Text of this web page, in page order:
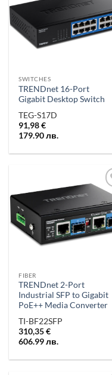
SWITCHES
TRENDnet 16-Port
Gigabit Desktop Switch
TEG-S17D
91,98€
179.90лв.
FIBER
TRENDnet 2-Port
Industrial SFP to Gigabit
PoE++ Media Converter
TI-BF22SFP
310,35€
606.99лв.